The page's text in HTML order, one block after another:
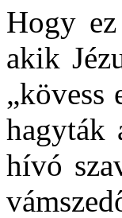
Hogy
akik
hagyták
hívó